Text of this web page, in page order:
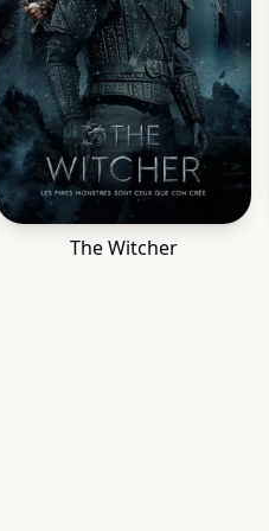
The Witcher